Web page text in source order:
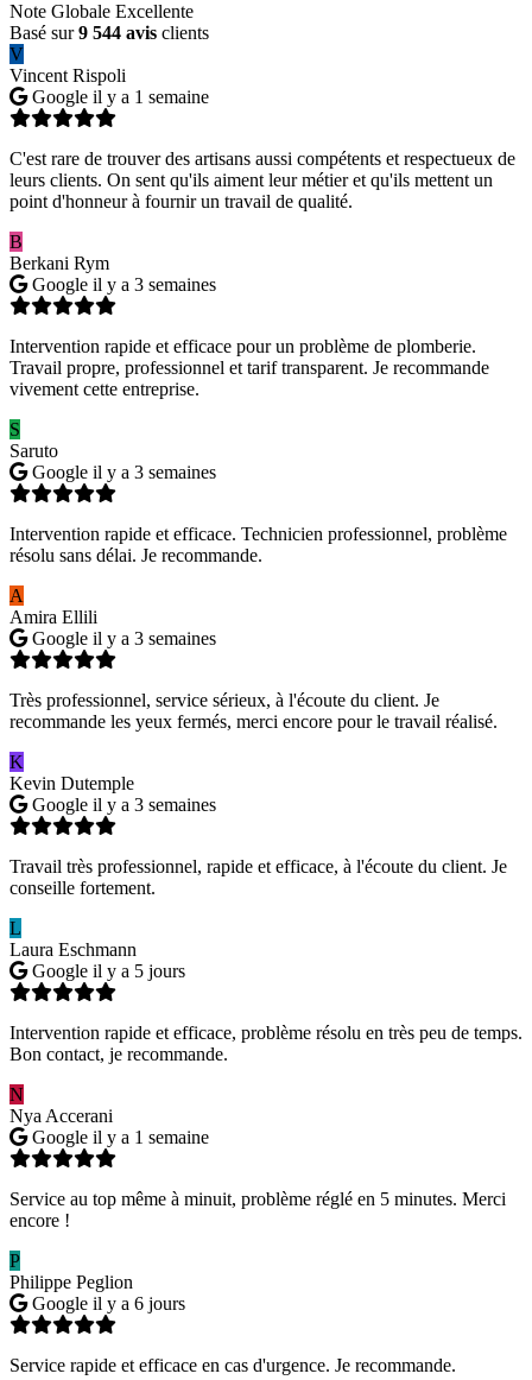
Note Globale Excellente
Basé sur9 544 avis clients
V
Vincent Rispoli
Google il y a 1 semaine
C'est rare de trouver des artisans aussi compétents et respectueux de
leurs clients. On sent qu'ils aiment leur métier et qu'ils mettent un
point d'honneur à fournir un travail de qualité.
B
Berkani Rym
Google il y a 3 semaines
Intervention rapide et efficace pour un problème de plomberie.
Travail propre, professionnel et tarif transparent. Je recommande
vivement cette entreprise.
S
Saruto
Google il y a 3 semaines
Intervention rapide et efficace. Technicien professionnel, problème
résolu sans délai. Je recommande.
A
Amira Ellili
Google il y a 3 semaines
Très professionnel, service sérieux, à l'écoute du client. Je
recommande les yeux fermés, merci encore pour le travail réalisé.
K
Kevin Dutemple
Google il y a 3 semaines
Travail très professionnel, rapide et efficace, à l'écoute du client. Je
conseille fortement.
L
Laura Eschmann
Google il y a 5 jours
Intervention rapide et efficace, problème résolu en très peu de temps.
Bon contact, je recommande.
N
Nya Accerani
Google il y a 1 semaine
Service au top même à minuit, problème réglé en 5 minutes. Merci
encore !
P
Philippe Peglion
Google il y a 6 jours
Service rapide et efficace en cas d'urgence. Je recommande.